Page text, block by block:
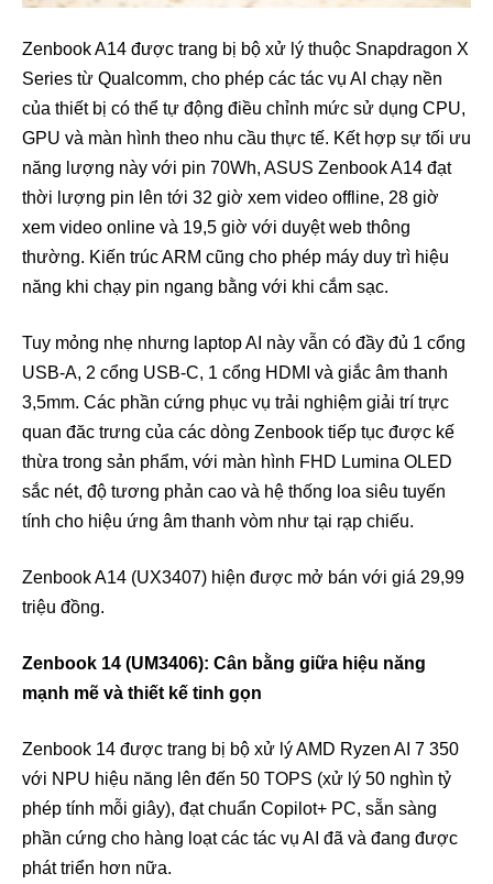
Zenbook A14 được trang bị bộ xử lý thuộc Snapdragon X
Series từ Qualcomm, cho phép các tác vụ AI chạy nền
của thiết bị có thể tự động điều chỉnh mức sử dụng CPU,
GPU và màn hình theo nhu cầu thực tế. Kết hợp sự tối ưu
năng lượng này với pin 70Wh, ASUS Zenbook A14 đạt
thời lượng pin lên tới 32 giờ xem video offline, 28 giờ
xem video online và 19,5 giờ với duyệt web thông
thường. Kiến trúc ARM cũng cho phép máy duy trì hiệu
năng khi chạy pin ngang bằng với khi cắm sạc.
Tuy mỏng nhẹ nhưng laptop AI này vẫn có đầy đủ 1 cổng
USB-A, 2 cổng USB-C, 1 cổng HDMI và giắc âm thanh
3,5mm. Các phần cứng phục vụ trải nghiệm giải trí trực
quan đăc trưng của các dòng Zenbook tiếp tục được kế
thừa trong sản phẩm, với màn hình FHD Lumina OLED
sắc nét, độ tương phản cao và hệ thống loa siêu tuyến
tính cho hiệu ứng âm thanh vòm như tại rạp chiếu.
Zenbook A14 (UX3407) hiện được mở bán với giá 29,99
triệu đồng.
Zenbook 14 (UM3406): Cân bằng giữa hiệu năng
mạnh mẽ và thiết kế tinh gọn
Zenbook 14 được trang bị bộ xử lý AMD Ryzen AI 7 350
với NPU hiệu năng lên đến 50 TOPS (xử lý 50 nghìn tỷ
phép tính mỗi giây), đạt chuẩn Copilot+ PC, sẵn sàng
phần cứng cho hàng loạt các tác vụ AI đã và đang được
phát triển hơn nữa.